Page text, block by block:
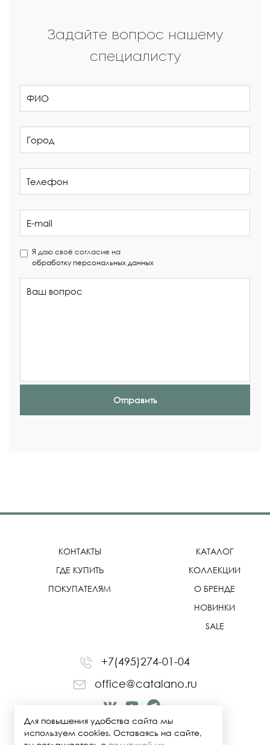
Задайте вопрос нашему
специалисту
Я даю своё согласие на
обработку персональных данных
Отправить
КОНТАКТЫ
ГДЕ КУПИТЬ
ПОКУПАТЕЛЯМ
КАТАЛОГ
КОЛЛЕКЦИИ
О БРЕНДЕ
НОВИНКИ
SALE
+7(495)274-01-04
office@catalano.ru
Для повышения удобства сайта мы
используем cookies. Оставаясь на сайте,